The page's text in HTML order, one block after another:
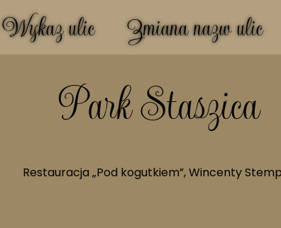
Wykaz ulic Zmiana nazw ulic
Restauracja „Pod kogutkiem”, Wincenty
Park Staszica